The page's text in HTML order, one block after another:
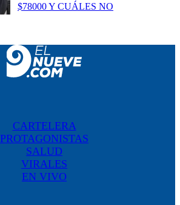
$78000 Y CUÁLES NO
CARTELERA
PROTAGONISTAS
SALUD
VIRALES
EN VIVO